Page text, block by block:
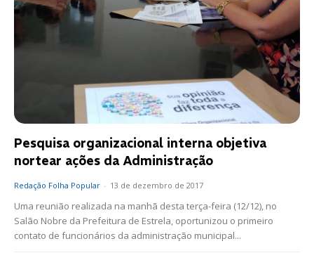
Pesquisa organizacional interna objetiva
nortear ações da Administração
Redação Folha Popular - 13 de dezembro de 2017
Uma reunião realizada na manhã desta terça-feira (12/12), no
Salão Nobre da Prefeitura de Estrela, oportunizou o primeiro
contato de funcionários da administração municipal...